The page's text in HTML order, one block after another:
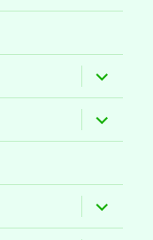
öffnen
öffnen
öffnen